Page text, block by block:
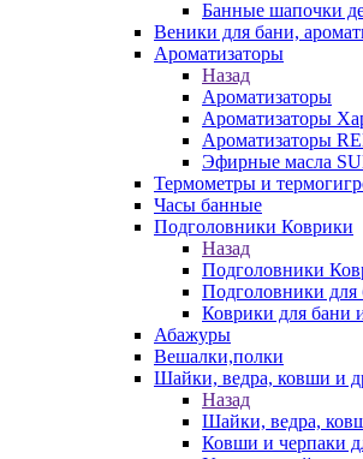
Банные шапочки
Веники для бани,
Ароматизаторы
Назад
Ароматизаторы
Ароматизаторы
Ароматизаторы
Эфирные масла
Термометры и
Часы банные
Подголовники Коврики
Назад
Подголовники
Подголовники для
Коврики для бани
Абажуры
Вешалки,полки
Шайки, ведра, ковши и
Назад
Шайки, ведра,
Ковши и черпаки